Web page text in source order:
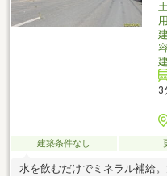
3
建築条件なし
水を飲むだけでミネラル補給